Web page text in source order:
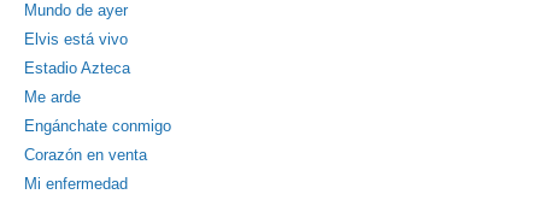
Mundo de ayer
Elvis está vivo
Estadio Azteca
Me arde
Engánchate conmigo
Corazón en venta
Mi enfermedad